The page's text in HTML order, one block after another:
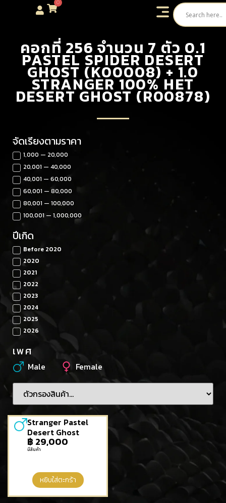
0
คอกที่ 256 จำนวน 7 ตัว 0.1
PASTEL SPIDER DESERT
GHOST (K00008) + 1.0
STRANGER 100% HET
DESERT GHOST (R00878)
จัดเรียงตามราคา
1,000 — 20,000
20,001 — 40,000
40,001 — 60,000
60,001 — 80,000
80,001 — 100,000
100,001 — 1,000,000
ปีเกิด
Before 2020
2020
2021
2022
2023
2024
2025
2026
เพศ
Male Female
Stranger Pastel
Desert Ghost
฿ 29,000
มีสินค้า
หยิบใส่ตะกร้า